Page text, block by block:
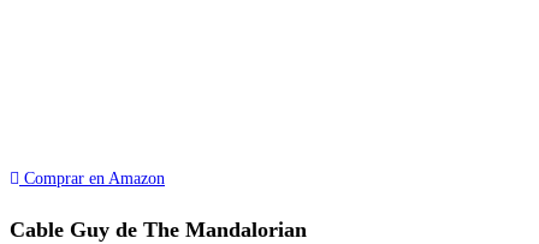
Comprar en Amazon
Cable Guy de The Mandalorian